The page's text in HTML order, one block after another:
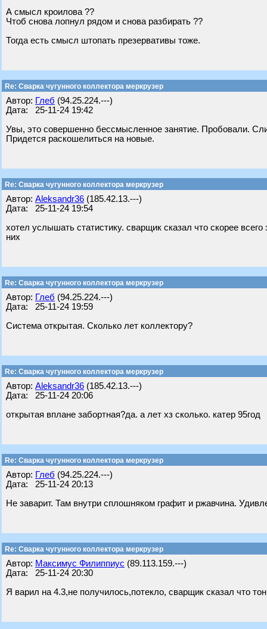
А смысл кроилова ??
Чтоб снова лопнул рядом и снова разбирать ??
Тогда есть смысл штопать презервативы тоже.
Re: Сварка чугунного коллектора меркрузер
Автор: Глеб (94.25.224.---)
Дата: 25-11-24 19:42
Увы, это совершенно бессмысленное занятие. Пробовали.
Придется раскошелиться на новые.
Re: Сварка чугунного коллектора меркрузер
Автор: Aleksandr36 (185.42.13.---)
Дата: 25-11-24 19:54
хотел услышать статистику. сварщик сказал что скорее
них
Re: Сварка чугунного коллектора меркрузер
Автор: Глеб (94.25.224.---)
Дата: 25-11-24 19:59
Система открытая. Сколько лет коллектору?
Re: Сварка чугунного коллектора меркрузер
Автор: Aleksandr36 (185.42.13.---)
Дата: 25-11-24 20:06
открытая вплане забортная?да. а лет хз сколько. катер 95год
Re: Сварка чугунного коллектора меркрузер
Автор: Глеб (94.25.224.---)
Дата: 25-11-24 20:13
Не заварит. Там внутри сплошняком графит и ржавчина.
Re: Сварка чугунного коллектора меркрузер
Автор: Максимус Филиппиус (89.113.159.---)
Дата: 25-11-24 20:30
Я варил на 4.3,не получилось,потекло, сварщик сказал что